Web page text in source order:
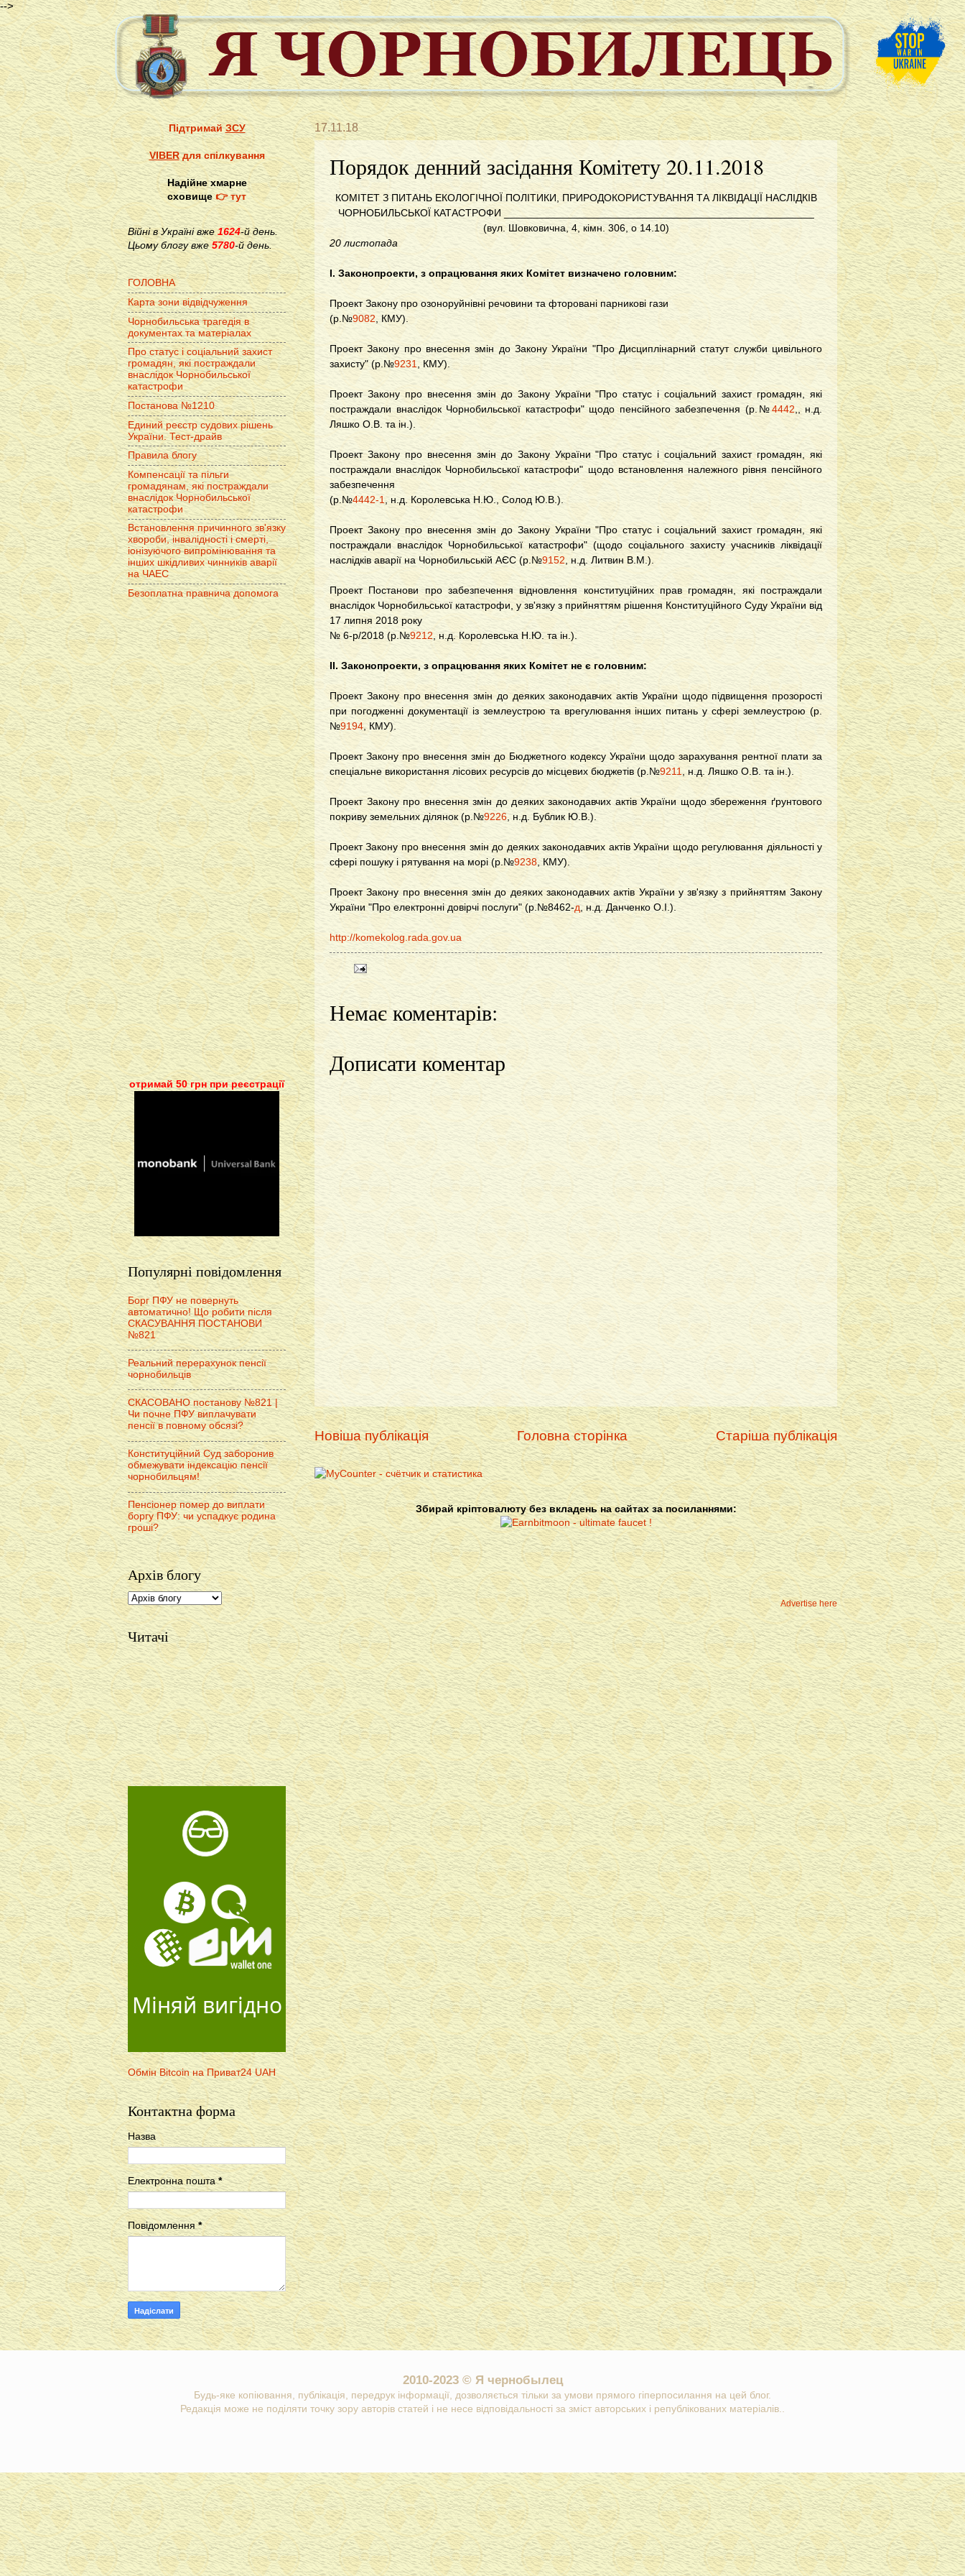
-->
17.11.18
Порядок денний засідання Комітету 20.11.2018
КОМІТЕТ З ПИТАНЬ ЕКОЛОГІЧНОЇ ПОЛІТИКИ, ПРИРОДОКОРИСТУВАННЯ ТА ЛІКВІДАЦІЇ НАСЛІДКІВ
ЧОРНОБИЛЬСЬКОЇ КАТАСТРОФИ ______________________________________________________
(вул. Шовковична, 4, кімн. 306, о 14.10)
20 листопада
І. Законопроекти, з опрацювання яких Комітет визначено головним:
Проект Закону про озоноруйнівні речовини та фторовані парникові гази
(р.№9082, КМУ).
Проект Закону про внесення змін до Закону України "Про Дисциплінарний статут служби цивільного
захисту" (р.№9231, КМУ).
Проект Закону про внесення змін до Закону України "Про статус і соціальний захист громадян, які
постраждали внаслідок Чорнобильської катастрофи" щодо пенсійного забезпечення (р.№4442,, н.д.
Ляшко О.В. та ін.).
Проект Закону про внесення змін до Закону України "Про статус і соціальний захист громадян, які
постраждали внаслідок Чорнобильської катастрофи" щодо встановлення належного рівня пенсійного
забезпечення
(р.№4442-1, н.д. Королевська Н.Ю., Солод Ю.В.).
Проект Закону про внесення змін до Закону України "Про статус і соціальний захист громадян, які
постраждали внаслідок Чорнобильської катастрофи" (щодо соціального захисту учасників ліквідації
наслідків аварії на Чорнобильській АЄС (р.№9152, н.д. Литвин В.М.).
Проект Постанови про забезпечення відновлення конституційних прав громадян, які постраждали
внаслідок Чорнобильської катастрофи, у зв'язку з прийняттям рішення Конституційного Суду України від
17 липня 2018 року
№ 6-р/2018 (р.№9212, н.д. Королевська Н.Ю. та ін.).
ІІ. Законопроекти, з опрацювання яких Комітет не є головним:
Проект Закону про внесення змін до деяких законодавчих актів України щодо підвищення прозорості
при погодженні документації із землеустрою та врегулювання інших питань у сфері землеустрою (р.
№9194, КМУ).
Проект Закону про внесення змін до Бюджетного кодексу України щодо зарахування рентної плати за
спеціальне використання лісових ресурсів до місцевих бюджетів (р.№9211, н.д. Ляшко О.В. та ін.).
Проект Закону про внесення змін до деяких законодавчих актів України щодо збереження ґрунтового
покриву земельних ділянок (р.№9226, н.д. Бублик Ю.В.).
Проект Закону про внесення змін до деяких законодавчих актів України щодо регулювання діяльності у
сфері пошуку і рятування на морі (р.№9238, КМУ).
Проект Закону про внесення змін до деяких законодавчих актів України у зв'язку з прийняттям Закону
України "Про електронні довірчі послуги" (р.№8462-д, н.д. Данченко О.І.).
http://komekolog.rada.gov.ua
Немає коментарів:
Дописати коментар
Новіша публікація Старіша публікація
Головна сторінка
Збирай кріптовалюту без вкладень на сайтах за посиланнями:
Advertise here
ПідтримайЗСУ
VIBERдля спілкування
Надійне хмарне
сховище👉 тут
Війні в Україні вже1624-й день.
Цьому блогу вже 5780-й день.
ГОЛОВНА
Карта зони відвідчуження
Чорнобильська трагедія в
документах та матеріалах
Про статус і соціальний захист
громадян, які постраждали
внаслідок Чорнобильської
катастрофи
Постанова №1210
Единий реєстр судових рішень
України. Тест-драйв
Правила блогу
Компенсації та пільги
громадянам, які постраждали
внаслідок Чорнобильської
катастрофи
Встановлення причинного зв'язку
хвороби, інвалідності і смерті,
іонізуючого випромінювання та
інших шкідливих чинників аварії
на ЧАЕС
Безоплатна правнича допомога
отримай 50 грн при реєстрації
Популярні повідомлення
Борг ПФУ не повернуть
автоматично! Що робити після
СКАСУВАННЯ ПОСТАНОВИ
№821
Реальний перерахунок пенсії
чорнобильців
СКАСОВАНО постанову №821 |
Чи почне ПФУ виплачувати
пенсії в повному обсязі?
Конституційний Суд заборонив
обмежувати індексацію пенсії
чорнобильцям!
Пенсіонер помер до виплати
боргу ПФУ: чи успадкує родина
гроші?
Архів блогу
Читачі
Міняй вигідно
Обмін Bitcoin на Приват24 UAH
Контактна форма
Назва
Електронна пошта*
Повідомлення*
2010-2023 © Я чернобылец
Будь-яке копіювання, публікація, передрук інформації, дозволяється тільки за умови прямого гіперпосилання на цей блог.
Редакція може не поділяти точку зору авторів статей і не несе відповідальності за зміст авторських і републікованих матеріалів..